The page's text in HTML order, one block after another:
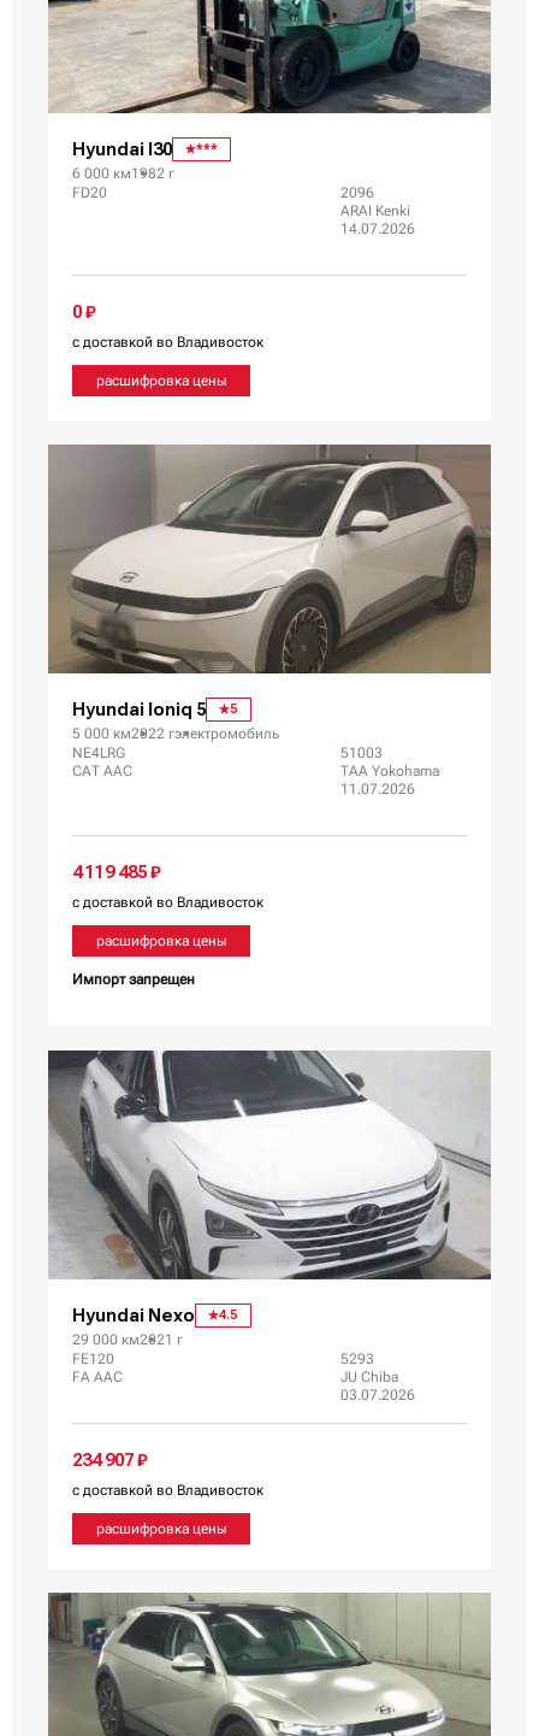
Hyundai I30 ***
6 000 км1982 г
FD20
2096
ARAI Kenki
14.07.2026
0 ₽
с доставкой во Владивосток
расшифровка цены
Hyundai Ioniq 5 5
5 000 км2022 гэлектромобиль
NE4LRG
CAT AAC
51003
TAA Yokohama
11.07.2026
4 119 485 ₽
с доставкой во Владивосток
расшифровка цены
Импорт запрещен
Hyundai Nexo 4.5
29 000 км2021 г
FE120
FA AAC
5293
JU Chiba
03.07.2026
234 907 ₽
с доставкой во Владивосток
расшифровка цены